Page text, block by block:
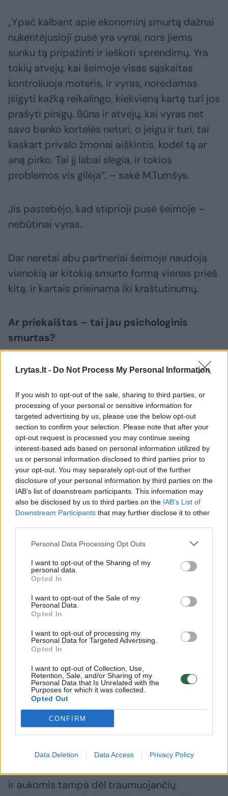
Lrytas.lt - Do Not Process My Personal Information
If you wish to opt-out of the sale, sharing to third parties, or
processing of your personal or sensitive information for
targeted advertising by us, please use the below opt-out
section to confirm your selection. Please note that after your
opt-out request is processed you may continue seeing
interest-based ads based on personal information utilized by
us or personal information disclosed to third parties prior to
your opt-out. You may separately opt-out of the further
disclosure of your personal information by third parties on the
IAB’s list of downstream participants. This information may
also be disclosed by us to third parties on the IAB’s List of
Downstream Participants that may further disclose it to other
Personal Data Processing Opt Outs
I want to opt-out of the Sharing of my
personal data.
Opted In
I want to opt-out of the Sale of my
Personal Data.
Opted In
I want to opt-out of processing my
Personal Data for Targeted Advertising.
Opted In
I want to opt-out of Collection, Use,
Retention, Sale, and/or Sharing of my
Personal Data that Is Unrelated with the
Purposes for which it was collected.
Opted Out
CONFIRM
Data Deletion Data Access Privacy Policy
„Ypač kalbant apie ekonominį smurtą dažnai
nukentėjusioji pusė yra vyrai, nors jiems
sunku tą pripažinti ir ieškoti sprendimų. Yra
tokių atvejų, kai šeimoje visas sąskaitas
kontroliuoja moteris, ir vyras, norėdamas
įsigyti kažką reikalingo, kiekvieną kartą turi jos
prašyti pinigų. Būna ir atvejų, kai vyras net
savo banko kortelės neturi, o jeigu ir turi, tai
kaskart privalo žmonai aiškintis, kodėl tą ar
aną pirko. Tai jį labai slegia, ir tokios
problemos vis gilėja“, – sakė M.Tumšys.
Jis pastebėjo, kad stiprioji pusė šeimoje –
nebūtinai vyras.
Dar neretai abu partneriai šeimoje naudoja
vienokią ar kitokią smurto formą vienas prieš
kitą, ir kartais prieinama iki kraštutinumų.
Ar priekaištas – tai jau psichologinis
smurtas?
Pasak M.Tumšio, psichologinis smurtas prieš
Tarkim, kai kurios moterys linkusios pabrėžti:
„Tu privalai išlaikyti šeimą“, bet kur tai
pasakyta? Tai veikiau senas stereotipas.
Ypač tos moterys, kurios uždirba daugiau nei
sutuoktiniai, yra linkusios juos dėl to žeminti.
Nuolat girdintis žeminimą vyras ima galvoti,
kad jis – nieko vertas, ir tas
nepilnavertiškumo jausmas vis auga. Kartais
galiausiai būtent tai iššaukia to vyro smurto
prieš žmoną proveržį (tai, žinoma, nėra jo
pateisinimas).
tėtis – niekam tikęs, tai galima laikyti tam
tikra psichologinio smurto forma.
O nuolatinis moters bambėjimas, kad ji viena
stengiasi, dirba, o iš vyro jokios pagalbos
nesulaukia, gal dar ir nėra psichologinis
smurtas, bet tai gali būti jo užuomazga.
ir aukomis tampa dėl traumuojančių